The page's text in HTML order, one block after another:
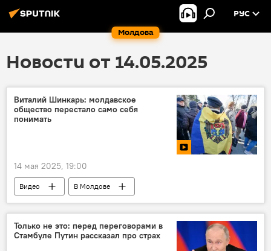
Молдова
РУС
Новости от 14.05.2025
Виталий Шинкарь: молдавское
общество перестало само себя
понимать
14 мая 2025, 19:00
Видео В Молдове
Только не это: перед переговорами в
Стамбуле Путин рассказал про страх